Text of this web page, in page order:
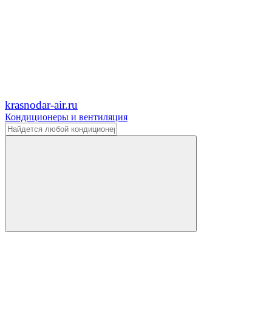
krasnodar-air.ru
Кондиционеры и вентиляция